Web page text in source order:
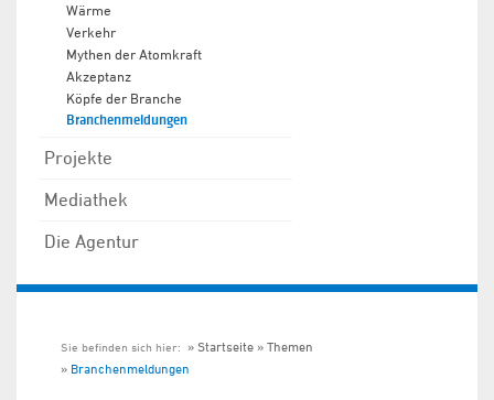
Wärme
Verkehr
Mythen der Atomkraft
Akzeptanz
Köpfe der Branche
Branchenmeldungen
Projekte
Mediathek
Die Agentur
Sie befinden sich hier: Startseite
Themen
Branchenmeldungen